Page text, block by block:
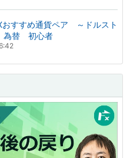
おすすめ通貨ペア ～ドルスト
為替 初心者